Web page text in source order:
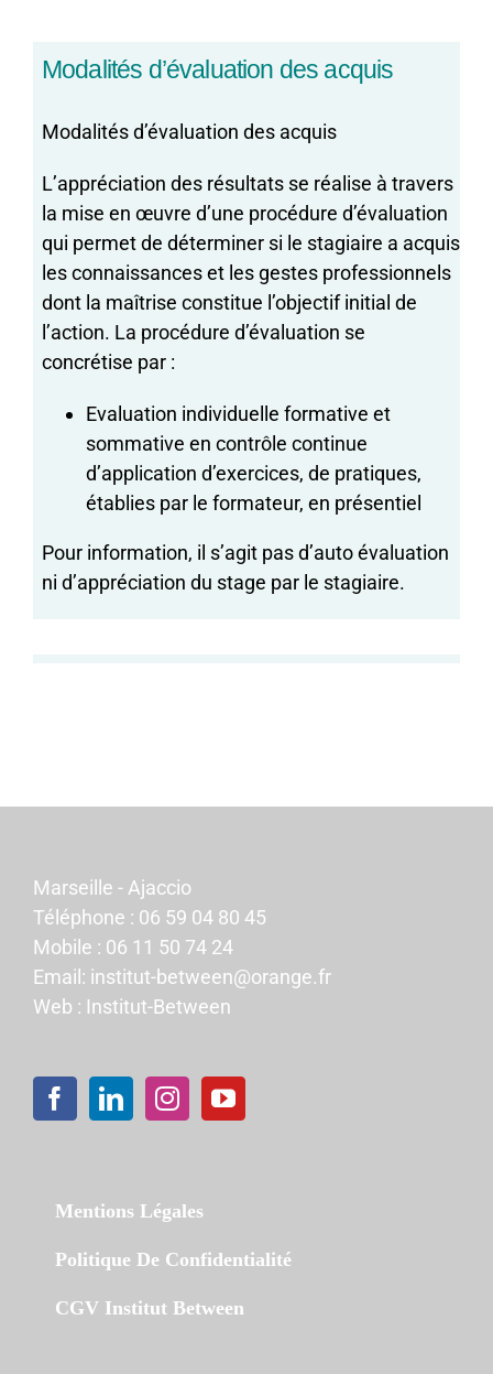
Modalités d’évaluation des acquis
Modalités d’évaluation des acquis
L’appréciation des résultats se réalise à travers
la mise en œuvre d’une procédure d’évaluation
qui permet de déterminer si le stagiaire a acquis
les connaissances et les gestes professionnels
dont la maîtrise constitue l’objectif initial de
l’action. La procédure d’évaluation se
concrétise par :
Evaluation individuelle formative et
sommative en contrôle continue
d’application d’exercices, de pratiques,
établies par le formateur, en présentiel
Pour information, il s’agit pas d’auto évaluation
ni d’appréciation du stage par le stagiaire.
Marseille - Ajaccio
Téléphone : 06 59 04 80 45
Mobile : 06 11 50 74 24
Email: institut-between@orange.fr
Web : Institut-Between
Mentions Légales
Politique De Confidentialité
CGV Institut Between